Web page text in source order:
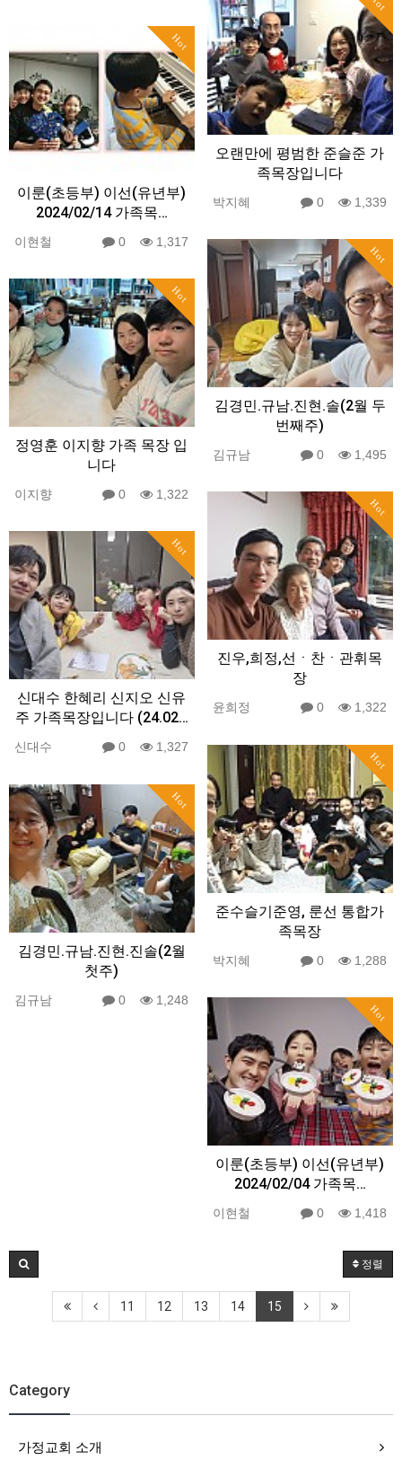
오랜만에 평범한 준슬준 가
족목장입니다
박지혜 0 1,339
Hot
이룬(초등부) 이선(유년부)
2024/02/14 가족목…
이현철 0 1,317
Hot
김경민.규남.진현.솔(2월 두
번째주)
김규남 0 1,495
Hot
정영훈 이지향 가족 목장 입
니다
이지향 0 1,322
Hot
진우,희정,선ㆍ찬ㆍ관휘목
장
윤희정 0 1,322
Hot
신대수 한혜리 신지오 신유
주 가족목장입니다 (24.02…
신대수 0 1,327
Hot
준수슬기준영, 룬선 통합가
족목장
박지혜 0 1,288
Hot
김경민.규남.진현.진솔(2월
첫주)
김규남 0 1,248
Hot
이룬(초등부) 이선(유년부)
2024/02/04 가족목…
이현철 0 1,418
정렬
11 12 13 14 15
Category
가정교회 소개